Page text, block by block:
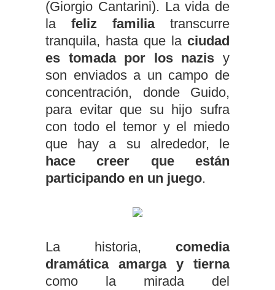
(Giorgio Cantarini). La vida de
lafeliz familiatranscurre
tranquila, hasta que la ciudad
es tomada por los nazis y
son enviados a un campo de
concentración, donde Guido,
para evitar que su hijo sufra
con todo el temor y el miedo
que hay a su alrededor, le
hace creer que están
participando en un juego.
La historia, comedia
dramática amarga y tierna
como la mirada del